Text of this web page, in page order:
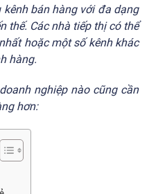
bán hàng với đa dạng
thế. Các nhà tiếp thị có thể
hoặc một số kênh khác
hàng.
nghiệp nào cũng cần
hơn: